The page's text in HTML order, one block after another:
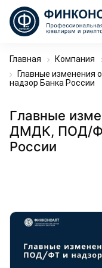
Главная Компания
Главные
надзор Банка России
Главные
ДМДК, ПОД/
России